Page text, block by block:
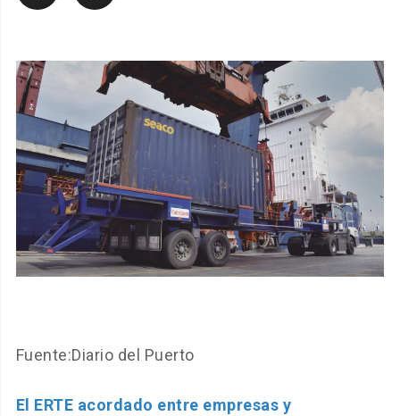
Fuente:Diario del Puerto
El ERTE acordado entre empresas y